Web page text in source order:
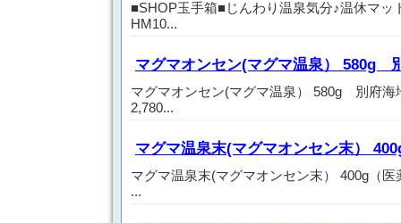
■SHOP玉手箱■じんわり温泉気分♪温休マ
HM10...
マグマオンセン(マグマ温泉） 580g
マグマオンセン(マグマ温泉） 580g 別府海
2,780...
マグマ温泉末(マグマオンセン末）
マグマ温泉末(マグマオンセン末） 400g（
...